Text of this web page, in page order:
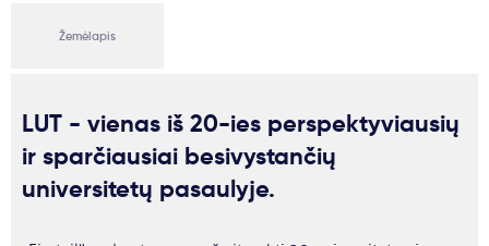
Žemėlapis
LUT - vienas iš 20-ies perspektyviausių
ir sparčiausiai besivystančių
universitetų pasaulyje.